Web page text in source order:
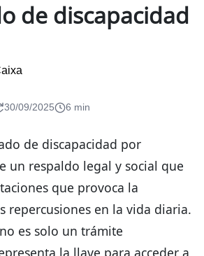
de discapacidad
30/09/2025 6 min
de discapacidad por
un respaldo legal y social que
que provoca la
repercusiones en la vida diaria.
es solo un trámite
la llave para acceder a